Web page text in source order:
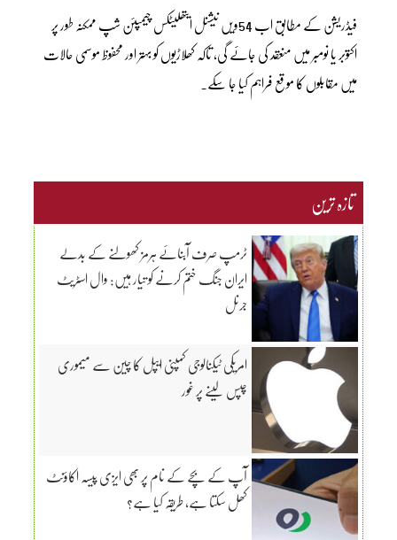
فیڈریشن کے مطابق اب 54ویں نیشنل ایتھلیٹکس چیمپئن شپ ممکنہ طور پر
اکتوبر یا نومبر میں منعقد کی جائے گی، تاکہ کھلاڑیوں کو بہتر اور محفوظ موسمی حالات
میں مقابلوں کا موقع فراہم کیا جا سکے۔
تازہ ترین
ٹرمپ صرف آبنائے ہرمز کھولنے کے بدلے
ایران جنگ ختم کرنے کو تیار ہیں: وال اسٹریٹ
جرنل
امریکی ٹیکنالوجی کمپنی ایپل کا چین سے میموری
چپس لینے پر غور
آپ کے بچے کے نام پر بھی ایزی پیسہ اکاؤنٹ
کھل سکتا ہے، طریقہ کیا ہے؟